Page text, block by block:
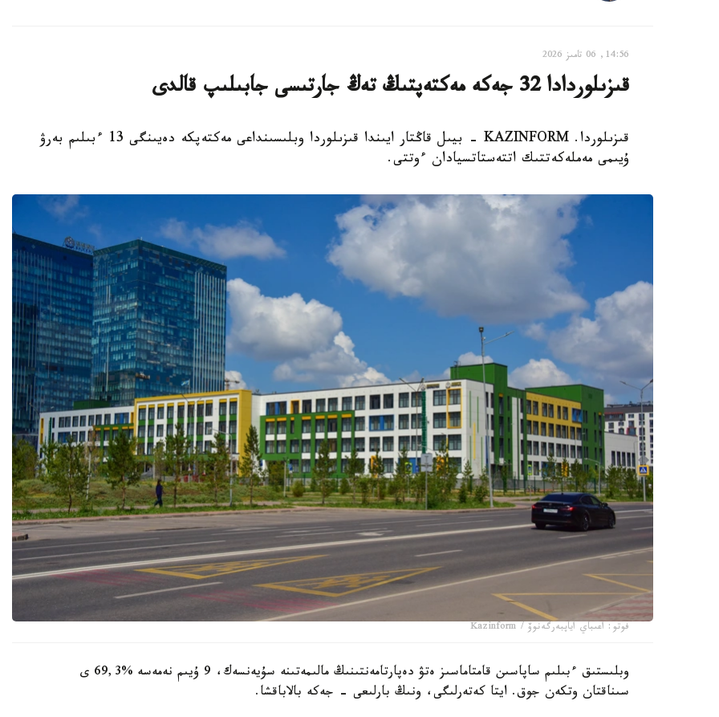
14:56, 06 تامىز 2026
قىزىلوردادا 32 جەكە مەكتەپتىڭ تەڭ جارتىسى جابىلىپ قالدى
قىزىلوردا. KAZINFORM - بيىل قاڭتار ايىندا قىزىلوردا وبلىسىنداعى مەكتەپكە دەيىنگى 13 ءبىلىم بەرۋ
ۇيىمى مەملەكەتتىك اتتەستاتسيادان ءوتتى.
فوتو: اعىباي اياپبەرگەنوۆ / Kazinform
وبلىستىق ءبىلىم ساپاسىن قامتاماسىز ەتۋ دەپارتامەنتىنىڭ مالىمەتىنە سۇيەنسەك، 9 ۇيىم نەمەسە %69,3 ى
سىناقتان وتكەن جوق. ايتا كەتەرلىگى، ونىڭ بارلىعى - جەكە بالاباقشا.